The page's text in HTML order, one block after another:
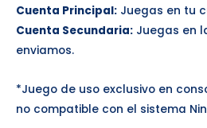
Cuenta Principal: Juegas en tu
Cuenta Secundaria: Juegas en
enviamos.
*Juego de uso exclusivo en
no compatible con el sistema